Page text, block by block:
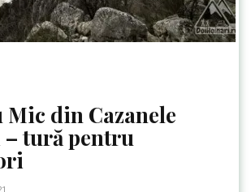
din Cazanele
tură pentru